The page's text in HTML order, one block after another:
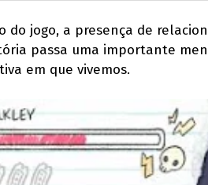
do jogo, a presença de
passa uma importante
em que vivemos.